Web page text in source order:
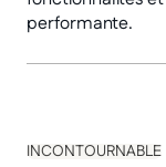
performante.
INCONTOURNABLE